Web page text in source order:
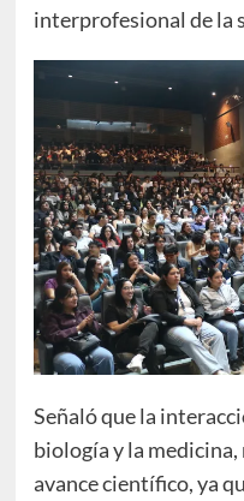
interprofesional de la
Señaló que la
biología y la
avance científico, ya